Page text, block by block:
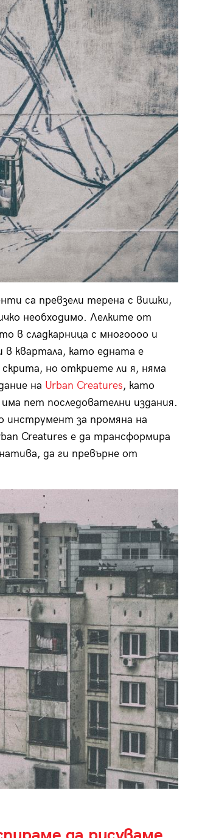
са превзели терена с вишки,
необходимо. Лелките от
в сладкарница с многоооо и
квартала, като едната е
но откриете ли я, няма
на Urban Creatures, като
пет последователни издания.
инструмент за промяна на
Creatures е да трансформира
да ги превърне от